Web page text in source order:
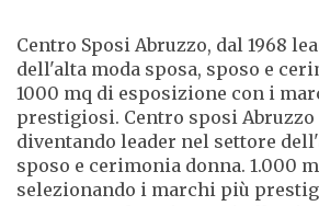
Centro Sposi Abruzzo, dal 1968
dell'alta moda sposa, sposo e
1000 mq di esposizione con i
prestigiosi. Centro sposi Abruzzo
diventando leader nel settore
sposo e cerimonia donna. 1.000
selezionando i marchi più